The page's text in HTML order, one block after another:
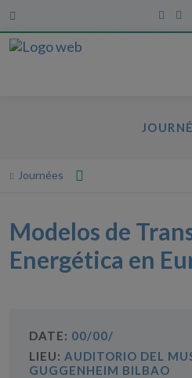
Modelos de Transición
Journées
Modelos de
Energética en
DATE: 00/00/
LIEU: AUDITORIO DEL
GUGGENHEIM BILBAO